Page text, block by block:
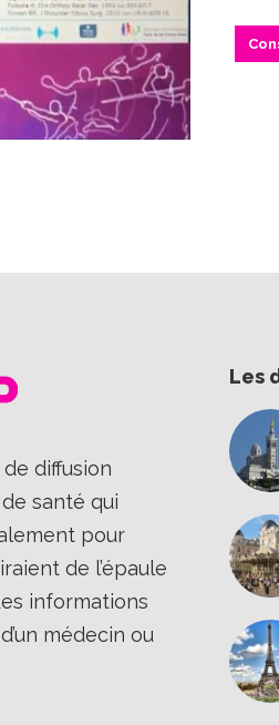
diffusion
santé qui
pour
de l’épaule
informations
médecin ou
Les